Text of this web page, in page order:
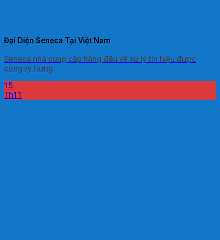
Đại Diện Seneca Tại Việt Nam
Seneca nhà cung cấp hàng đầu về xử lý tín hiệu được
công ty Hưng
15
Th11